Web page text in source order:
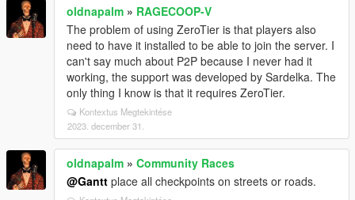
oldnapalm » RAGECOOP-V
The problem of using ZeroTier is that players also
need to have it installed to be able to join the server. I
can't say much about P2P because I never had it
working, the support was developed by Sardelka. The
only thing I know is that it requires ZeroTier.
Kontextus Megtekintése
2023. december 31.
oldnapalm » Community Races
@Gantt place all checkpoints on streets or roads.